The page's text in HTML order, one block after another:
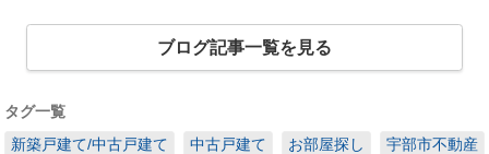
ブログ記事一覧を見る
タグ一覧
新築戸建て/中古戸建て
中古戸建て お部屋探し 宇部市不動産